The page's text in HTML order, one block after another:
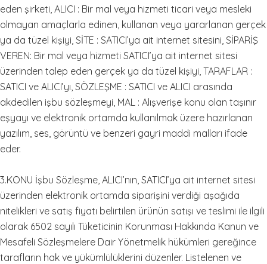
eden şirketi, ALICI : Bir mal veya hizmeti ticari veya mesleki
olmayan amaçlarla edinen, kullanan veya yararlanan gerçek
ya da tüzel kişiyi, SİTE : SATICI’ya ait internet sitesini, SİPARİŞ
VEREN: Bir mal veya hizmeti SATICI’ya ait internet sitesi
üzerinden talep eden gerçek ya da tüzel kişiyi, TARAFLAR :
SATICI ve ALICI’yı, SÖZLEŞME : SATICI ve ALICI arasında
akdedilen işbu sözleşmeyi, MAL : Alışverişe konu olan taşınır
eşyayı ve elektronik ortamda kullanılmak üzere hazırlanan
yazılım, ses, görüntü ve benzeri gayri maddi malları ifade
eder.
3.KONU İşbu Sözleşme, ALICI’nın, SATICI’ya ait internet sitesi
üzerinden elektronik ortamda siparişini verdiği aşağıda
nitelikleri ve satış fiyatı belirtilen ürünün satışı ve teslimi ile ilgili
olarak 6502 sayılı Tüketicinin Korunması Hakkında Kanun ve
Mesafeli Sözleşmelere Dair Yönetmelik hükümleri gereğince
tarafların hak ve yükümlülüklerini düzenler. Listelenen ve